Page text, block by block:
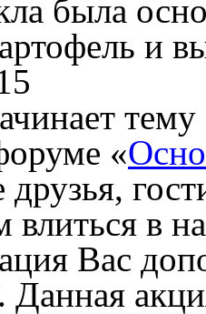
была
и
тему
«
влиться в
Вас
Данная